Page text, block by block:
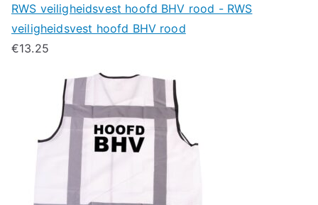
RWS veiligheidsvest hoofd BHV rood - RWS
veiligheidsvest hoofd BHV rood
€13.25